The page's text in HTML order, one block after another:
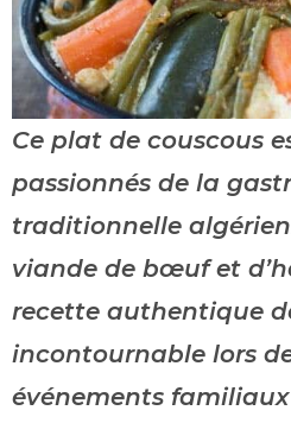
Ce plat de couscous
passionnés de la
traditionnelle
viande de bœuf et
recette authentique
incontournable lors
événements